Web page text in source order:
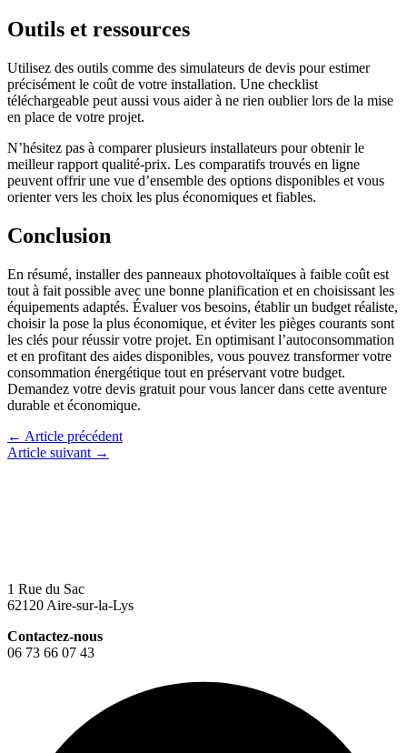
Outils et ressources
Utilisez des outils comme des simulateurs de devis pour estimer
précisément le coût de votre installation. Une checklist
téléchargeable peut aussi vous aider à ne rien oublier lors de la mise
en place de votre projet.
N’hésitez pas à comparer plusieurs installateurs pour obtenir le
meilleur rapport qualité-prix. Les comparatifs trouvés en ligne
peuvent offrir une vue d’ensemble des options disponibles et vous
orienter vers les choix les plus économiques et fiables.
Conclusion
En résumé, installer des panneaux photovoltaïques à faible coût est
tout à fait possible avec une bonne planification et en choisissant les
équipements adaptés. Évaluer vos besoins, établir un budget réaliste,
choisir la pose la plus économique, et éviter les pièges courants sont
les clés pour réussir votre projet. En optimisant l’autoconsommation
et en profitant des aides disponibles, vous pouvez transformer votre
consommation énergétique tout en préservant votre budget.
Demandez votre devis gratuit pour vous lancer dans cette aventure
durable et économique.
← Article précédent
Article suivant →
1 Rue du Sac
62120 Aire-sur-la-Lys
Contactez-nous
06 73 66 07 43